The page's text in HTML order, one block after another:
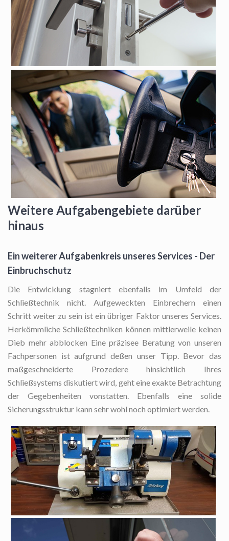
Weitere Aufgabengebiete darüber
hinaus
Ein weiterer Aufgabenkreis unseres Services - Der
Einbruchschutz
Die Entwicklung stagniert ebenfalls im Umfeld der
Schließtechnik nicht. Aufgeweckten Einbrechern einen
Schritt weiter zu sein ist ein übriger Faktor unseres Services.
Herkömmliche Schließtechniken können mittlerweile keinen
Dieb mehr abblocken Eine präzisee Beratung von unseren
Fachpersonen ist aufgrund deßen unser Tipp. Bevor das
maßgeschneiderte Prozedere hinsichtlich Ihres
Schließsystems diskutiert wird, geht eine exakte Betrachtung
der Gegebenheiten vonstatten. Ebenfalls eine solide
Sicherungsstruktur kann sehr wohl noch optimiert werden.